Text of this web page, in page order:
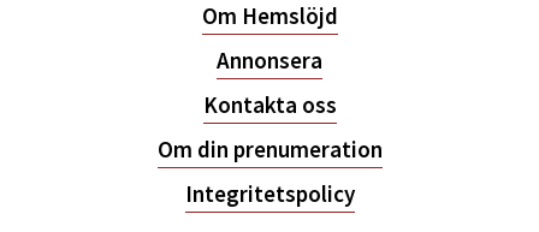
Om Hemslöjd
Annonsera
Kontakta oss
Om din prenumeration
Integritetspolicy